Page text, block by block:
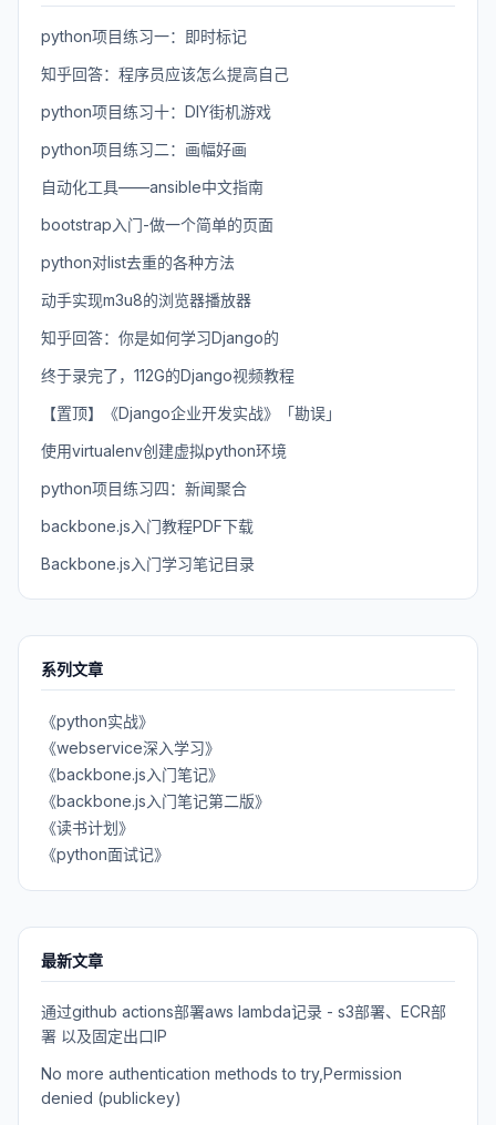
python项目练习一：即时标记
知乎回答：程序员应该怎么提高自己
python项目练习十：DIY街机游戏
python项目练习二：画幅好画
自动化工具——ansible中文指南
bootstrap入门-做一个简单的页面
python对list去重的各种方法
动手实现m3u8的浏览器播放器
知乎回答：你是如何学习Django的
终于录完了，112G的Django视频教程
【置顶】《Django企业开发实战》「勘误」
使用virtualenv创建虚拟python环境
python项目练习四：新闻聚合
backbone.js入门教程PDF下载
Backbone.js入门学习笔记目录
系列文章
《python实战》
《webservice深入学习》
《backbone.js入门笔记》
《backbone.js入门笔记第二版》
《读书计划》
《python面试记》
最新文章
通过github actions部署aws lambda记录 - s3部署、ECR部
署 以及固定出口IP
No more authentication methods to try,Permission
denied (publickey)